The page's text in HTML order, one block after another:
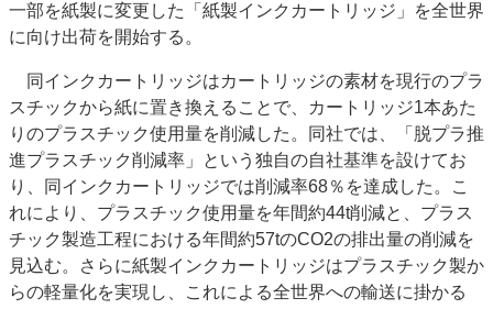
特集記事カテゴリー一覧
JAPAN PACK 2023 特集
中古印刷機・製本機特集
2022 見える化・MIS特集
2022 検査・校正特集
特集・デジタル印刷 ～ 新成長軌道を描く
案内
発刊案内
JFPI印刷用語集 印刷機材年鑑
運営
会社案内
購読・購入申し込み
サイトポリシー
一部を紙製に変更した「紙製インクカートリッジ」を全世界
に向け出荷を開始する。
同インクカートリッジはカートリッジの素材を現行のプラ
スチックから紙に置き換えることで、カートリッジ1本あた
りのプラスチック使用量を削減した。同社では、「脱プラ推
進プラスチック削減率」という独自の自社基準を設けてお
り、同インクカートリッジでは削減率68％を達成した。こ
れにより、プラスチック使用量を年間約44t削減と、プラス
チック製造工程における年間約57tのCO2の排出量の削減を
見込む。さらに紙製インクカートリッジはプラスチック製か
らの軽量化を実現し、これによる全世界への輸送に掛かる